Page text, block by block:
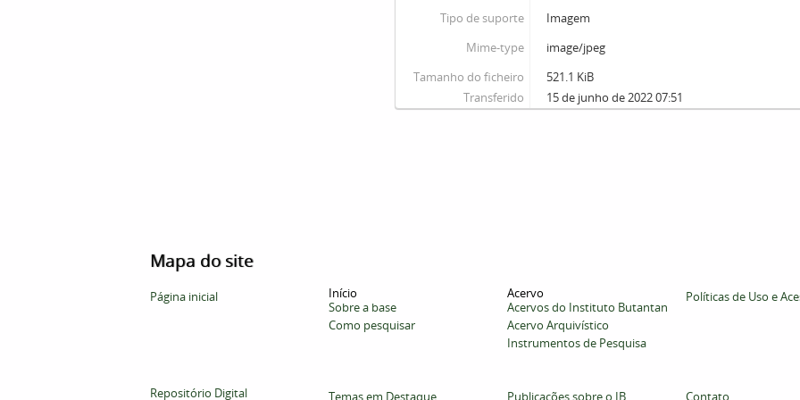
Tipo de suporte
Imagem
Mime-type
image/jpeg
Tamanho do ficheiro
521.1 KiB
Transferido
15 de junho de 2022 07:51
Mapa do site
Página inicial
Início
Sobre a base
Como pesquisar
Acervo
Acervos do Instituto Butantan
Acervo Arquivístico
Instrumentos de Pesquisa
Políticas de Uso e
Repositório Digital
Temas em Destaque Publicações sobre o IB Contato